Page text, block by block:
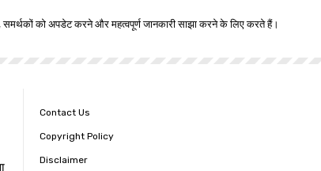
समर्थकों को अपडेट करने और महत्वपूर्ण जानकारी साझा करने के लिए करते हैं।
Contact Us
Copyright Policy
Disclaimer